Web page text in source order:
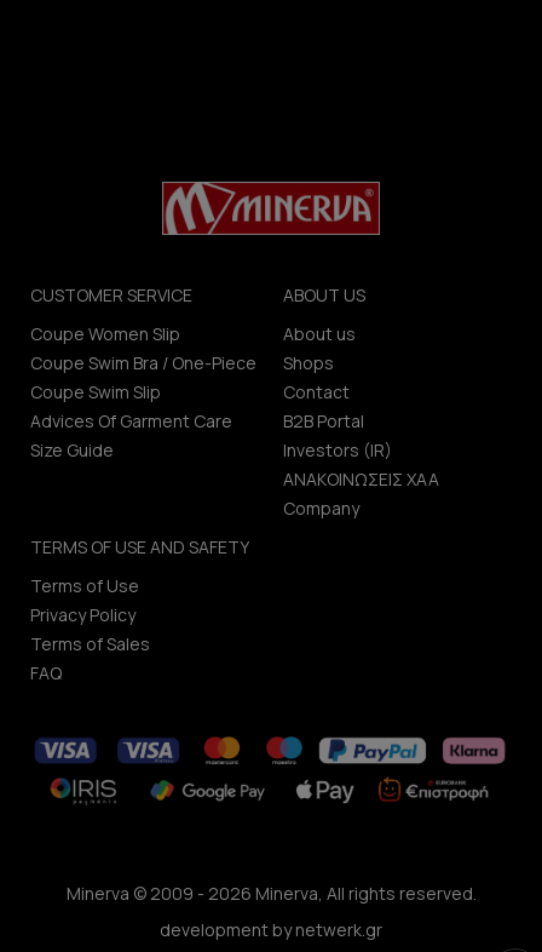
CUSTOMER SERVICE
Coupe Women Slip
Coupe Swim Bra / One-Piece
Coupe Swim Slip
Advices Of Garment Care
Size Guide
ABOUT US
About us
Shops
Contact
B2B Portal
Investors (IR)
ΑΝΑΚΟΙΝΩΣΕΙΣ ΧΑΑ
Company
TERMS OF USE AND SAFETY
Terms of Use
Privacy Policy
Terms of Sales
FAQ
Minerva © 2009 - 2026 Minerva, All rights reserved.
development bynetwerk.gr